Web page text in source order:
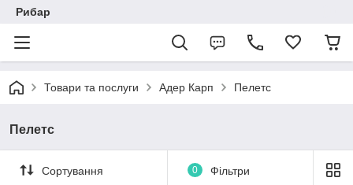
Рибар
Товари та послуги Адер Карп Пелетс
Пелетс
Сортування 0 Фільтри